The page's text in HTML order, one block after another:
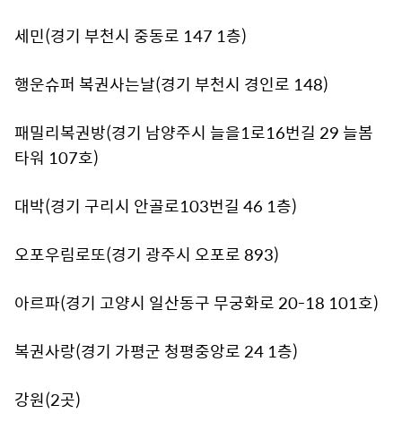
세민(경기 부천시 중동로 147 1층)
행운슈퍼 복권사는날(경기 부천시 경인로 148)
패밀리복권방(경기 남양주시 늘을1로16번길 29 늘봄
타워 107호)
대박(경기 구리시 안골로103번길 46 1층)
오포우림로또(경기 광주시 오포로 893)
아르파(경기 고양시 일산동구 무궁화로 20-18 101호)
복권사랑(경기 가평군 청평중앙로 24 1층)
강원(2곳)